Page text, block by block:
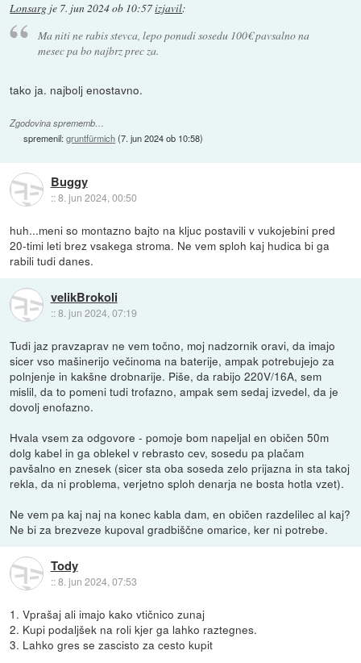
Lonsarg je 7. jun 2024 ob 10:57izjavil:
Ma niti ne rabis stevca, lepo ponudi sosedu 100€ pavsalno na
mesec pa bo najbrz prec za.
tako ja. najbolj enostavno.
Zgodovina sprememb…
spremenil:gruntfürmich(7. jun 2024 ob 10:58)
Buggy
::8. jun 2024, 00:50
huh...meni so montazno bajto na kljuc postavili v vukojebini pred
20-timi leti brez vsakega stroma. Ne vem sploh kaj hudica bi ga
rabili tudi danes.
velikBrokoli
::8. jun 2024, 07:19
Tudi jaz pravzaprav ne vem točno, moj nadzornik oravi, da imajo
sicer vso mašinerijo večinoma na baterije, ampak potrebujejo za
polnjenje in kakšne drobnarije. Piše, da rabijo 220V/16A, sem
mislil, da to pomeni tudi trofazno, ampak sem sedaj izvedel, da je
dovolj enofazno.
Hvala vsem za odgovore - pomoje bom napeljal en običen 50m
dolg kabel in ga oblekel v rebrasto cev, sosedu pa plačam
pavšalno en znesek (sicer sta oba soseda zelo prijazna in sta takoj
rekla, da ni problema, verjetno sploh denarja ne bosta hotla vzet).
Ne vem pa kaj naj na konec kabla dam, en običen razdelilec al kaj?
Ne bi za brezveze kupoval gradbiščne omarice, ker ni potrebe.
Tody
::8. jun 2024, 07:53
1. Vprašaj ali imajo kako vtičnico zunaj
2. Kupi podaljšek na roli kjer ga lahko raztegnes.
3. Lahko gres se zascisto za cesto kupit